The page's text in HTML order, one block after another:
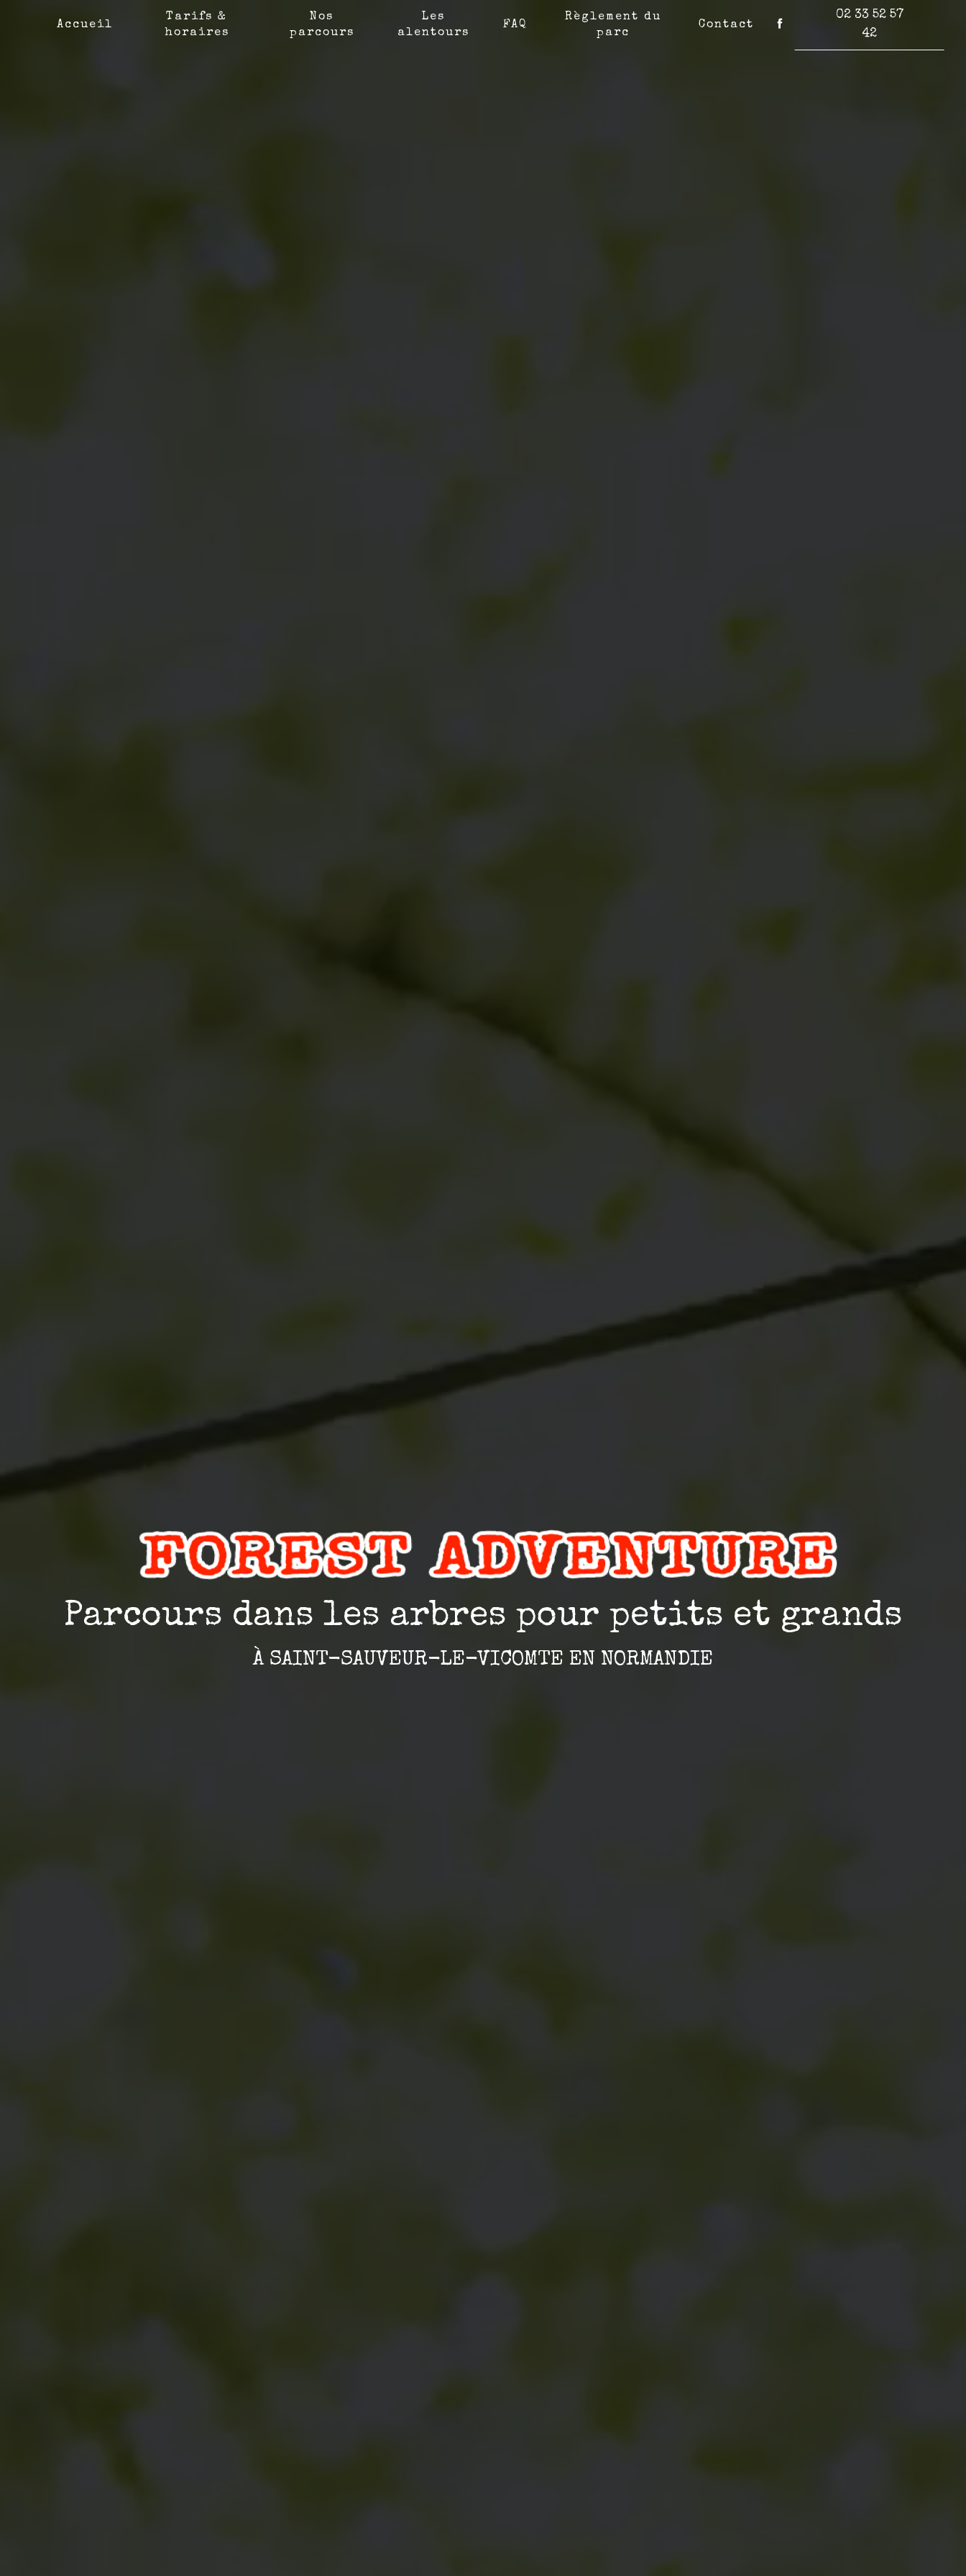
Accueil
Tarifs &
horaires
Nos
parcours
Les
alentours
FAQ
Règlement du
parc
Contact
02 33 52 57
42
Parcours dans les arbres pour petits et grands
À SAINT-SAUVEUR-LE-VICOMTE EN NORMANDIE